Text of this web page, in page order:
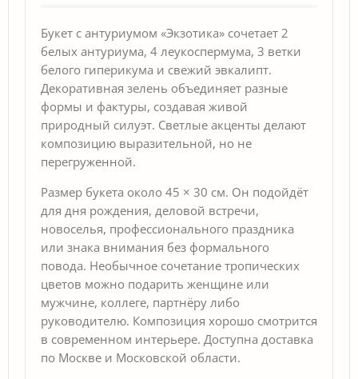
Букет с антуриумом «Экзотика» сочетает 2
белых антуриума, 4 леукоспермума, 3 ветки
белого гиперикума и свежий эвкалипт.
Декоративная зелень объединяет разные
формы и фактуры, создавая живой
природный силуэт. Светлые акценты делают
композицию выразительной, но не
перегруженной.
Размер букета около 45 × 30 см. Он подойдёт
для дня рождения, деловой встречи,
новоселья, профессионального праздника
или знака внимания без формального
повода. Необычное сочетание тропических
цветов можно подарить женщине или
мужчине, коллеге, партнёру либо
руководителю. Композиция хорошо смотрится
в современном интерьере. Доступна доставка
по Москве и Московской области.